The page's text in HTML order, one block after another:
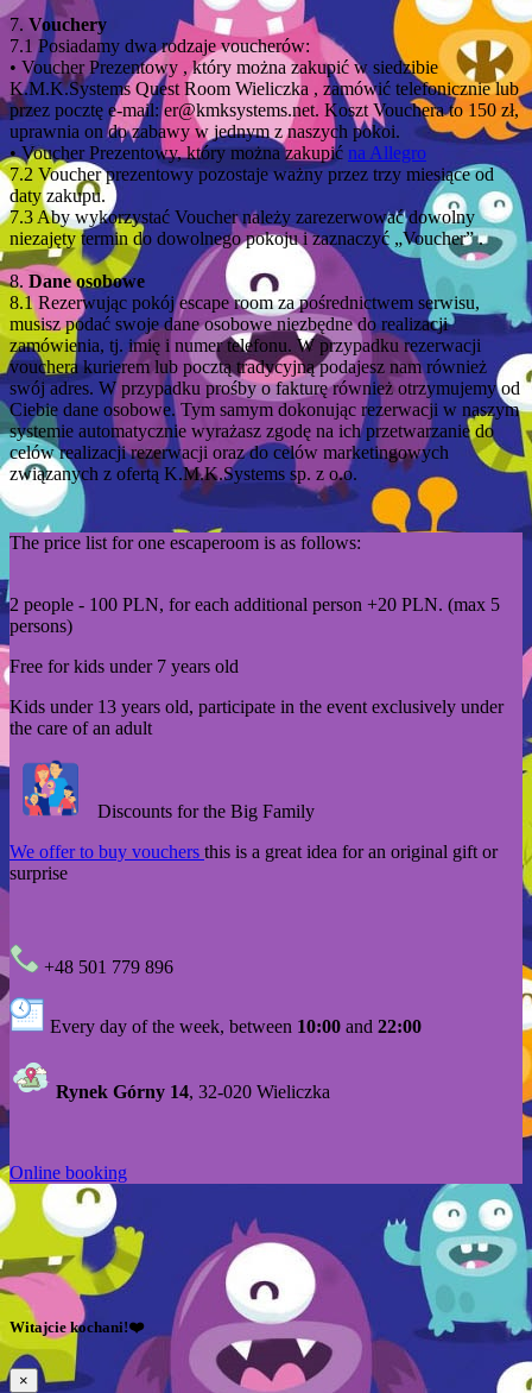
7. Vouchery
7.1 Posiadamy dwa rodzaje voucherów:
• Voucher Prezentowy , który można zakupić w siedzibie
K.M.K.Systems Quest Room Wieliczka , zamówić telefonicznie lub
przez pocztę e-mail: er@kmksystems.net. Koszt Vouchera to 150 zł,
uprawnia on do zabawy w jednym z naszych pokoi.
• Voucher Prezentowy, który można zakupić na Allegro
7.2 Voucher prezentowy pozostaje ważny przez trzy miesiące od
daty zakupu.
7.3 Aby wykorzystać Voucher należy zarezerwować dowolny
niezajęty termin do dowolnego pokoju i zaznaczyć „Voucher” .
8. Dane osobowe
8.1 Rezerwując pokój escape room za pośrednictwem serwisu,
musisz podać swoje dane osobowe niezbędne do realizacji
zamówienia, tj. imię i numer telefonu. W przypadku rezerwacji
vouchera kurierem lub pocztą tradycyjną podajesz nam również
swój adres. W przypadku prośby o fakturę również otrzymujemy od
Ciebie dane osobowe. Tym samym dokonując rezerwacji w naszym
systemie automatycznie wyrażasz zgodę na ich przetwarzanie do
celów realizacji rezerwacji oraz do celów marketingowych
związanych z ofertą K.M.K.Systems sp. z o.o.
The price list for one escaperoom is as follows:
2 people - 100 PLN, for each additional person +20 PLN. (max 5
persons)
Free for kids under 7 years old
Kids under 13 years old, participate in the event exclusively under
the care of an adult
Discounts for the Big Family
We offer to buy vouchers this is a great idea for an original gift or
surprise
+48 501 779 896
Every day of the week, between 10:00 and 22:00
Rynek Górny 14, 32-020 Wieliczka
Online booking
Witajcie kochani!❤️
×